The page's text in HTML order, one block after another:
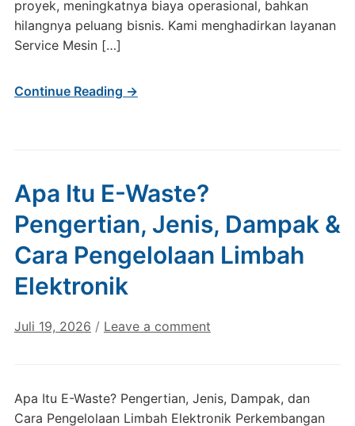
proyek, meningkatnya biaya operasional, bahkan
hilangnya peluang bisnis. Kami menghadirkan layanan
Service Mesin […]
Continue Reading →
Apa Itu E-Waste?
Pengertian, Jenis, Dampak &
Cara Pengelolaan Limbah
Elektronik
Juli 19, 2026 / Leave a comment
Apa Itu E-Waste? Pengertian, Jenis, Dampak, dan
Cara Pengelolaan Limbah Elektronik Perkembangan